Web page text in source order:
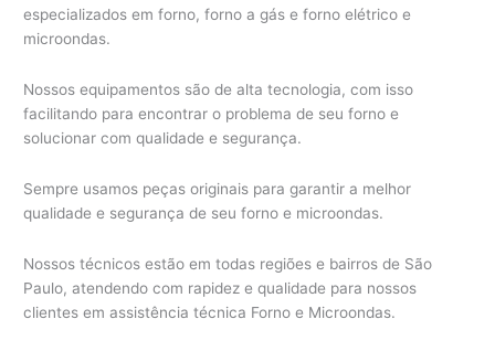
especializados em forno, forno a gás e forno elétrico e
microondas.
Nossos equipamentos são de alta tecnologia, com isso
facilitando para encontrar o problema de seu forno e
solucionar com qualidade e segurança.
Sempre usamos peças originais para garantir a melhor
qualidade e segurança de seu forno e microondas.
Nossos técnicos estão em todas regiões e bairros de São
Paulo, atendendo com rapidez e qualidade para nossos
clientes em assistência técnica Forno e Microondas.